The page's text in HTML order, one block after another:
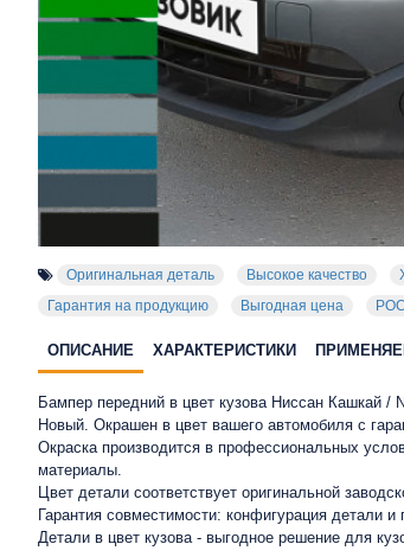
Оригинальная деталь Высокое качество
Гарантия на продукцию
Выгодная цена
ОПИСАНИЕ ХАРАКТЕРИСТИКИ
Бампер передний в цвет кузова Ниссан Кашкай /
Новый. Окрашен в цвет вашего автомобиля с
Окраска производится в профессиональных
материалы.
Цвет детали соответствует оригинальной
Гарантия совместимости: конфигурация детали
Детали в цвет кузова - выгодное решение для